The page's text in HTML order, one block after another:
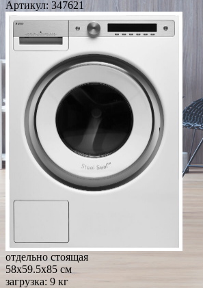
Артикул: 347621
отдельно стоящая
58x59.5x85 см
загрузка: 9 кг